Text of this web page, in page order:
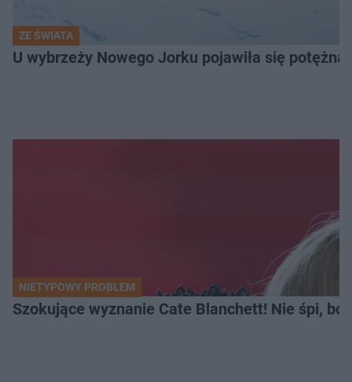
ZE ŚWIATA
U wybrzeży Nowego Jorku pojawiła się
NIETYPOWY PROBLEM
Szokujące wyznanie Cate Blanchett! Nie śpi, bo